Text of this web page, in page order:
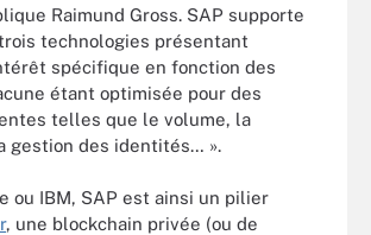
Raimund Gross. SAP supporte
technologies présentant
spécifique en fonction des
étant optimisée pour des
telles que le volume, la
gestion des identités… ».
ou IBM, SAP est ainsi un pilier
, une blockchain privée (ou de